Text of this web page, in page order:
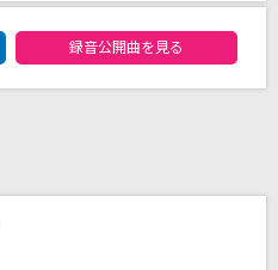
ランキングなど
報をチェック！
録音公開曲を見る